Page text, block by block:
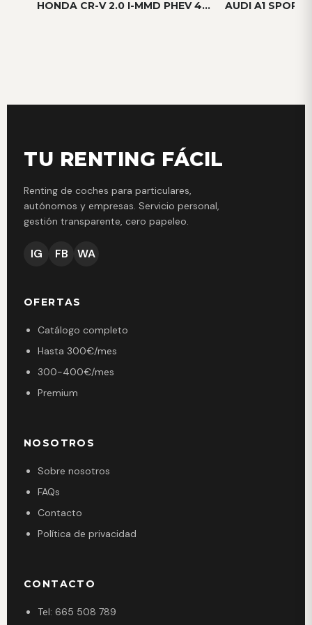
HONDA CR-V 2.0 I-MMD PHEV 4X2 ELEGA...
TU RENTING FÁCIL
Renting de coches para particulares,
autónomos y empresas. Servicio personal,
gestión transparente, cero papeleo.
IG FB WA
OFERTAS
Catálogo completo
Hasta 300€/mes
300-400€/mes
Premium
NOSOTROS
Sobre nosotros
FAQs
Contacto
Política de privacidad
CONTACTO
Tel: 665 508 789